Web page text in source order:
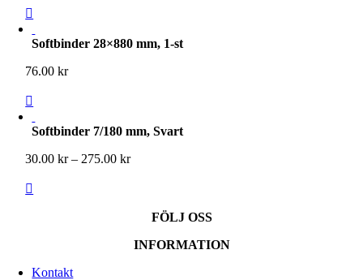
Softbinder 28×880 mm, 1-st
76.00kr
Softbinder 7/180 mm, Svart
30.00kr – 275.00krPrisintervall:
FÖLJ OSS
INFORMATION
Kontakt